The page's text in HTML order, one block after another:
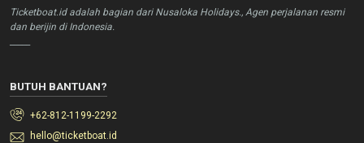
Ticketboat.id adalah bagian dari Nusaloka Holidays., Agen perjalanan resmi
dan berijin di Indonesia.
BUTUH BANTUAN?
+62-812-1199-2292
hello@ticketboat.id